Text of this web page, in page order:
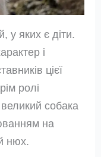
у яких є діти.
і
цієї
ролі
собака
на
нюх.